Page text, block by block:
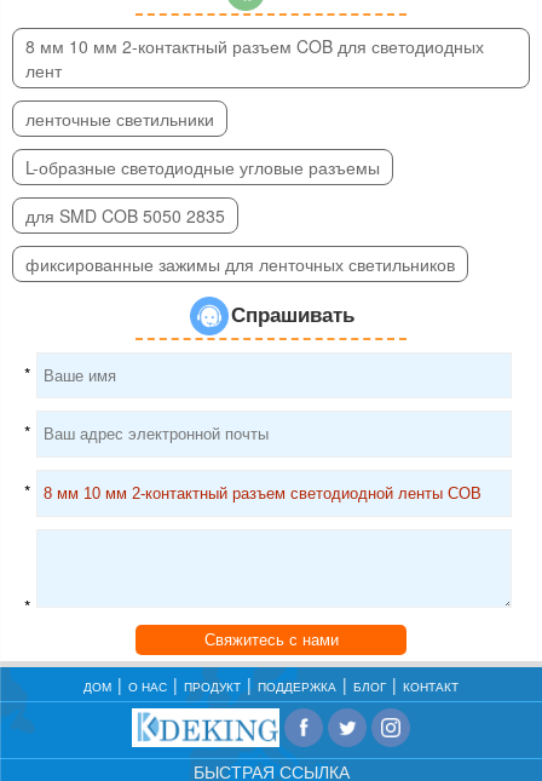
8 мм 10 мм 2-контактный разъем COB для светодиодных
лент
ленточные светильники
L-образные светодиодные угловые разъемы
для SMD COB 5050 2835
фиксированные зажимы для ленточных светильников
Спрашивать
*
*
*
*
Свяжитесь с нами
ДОМ О НАС ПРОДУКТ ПОДДЕРЖКА БЛОГ КОНТАКТ
БЫСТРАЯ ССЫЛКА